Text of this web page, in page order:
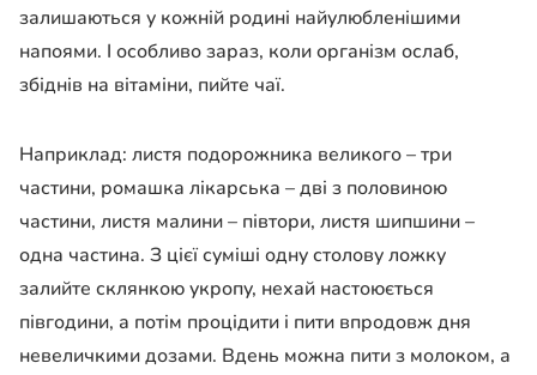
залишаються у кожній родині найулюбленішими
напоями. І особливо зараз, коли організм ослаб,
збіднів на вітаміни, пийте чаї.
Наприклад: листя подорожника великого – три
частини, ромашка лікарська – дві з половиною
частини, листя малини – півтори, листя шипшини –
одна частина. З цієї суміші одну столову ложку
залийте склянкою укропу, нехай настоюється
півгодини, а потім процідити і пити впродовж дня
невеличкими дозами. Вдень можна пити з молоком, а